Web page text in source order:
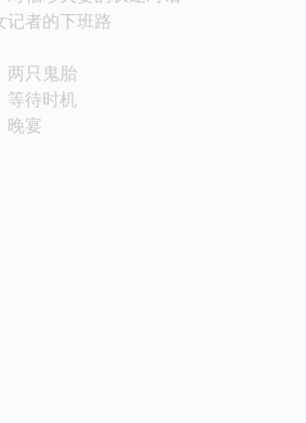
记者的下班路
两只鬼胎
等待时机
晚宴